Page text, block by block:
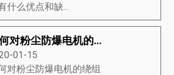
什么优点和缺...
如何对粉尘防爆电机的绕组进行清洁
01-15
对粉尘防爆电机的绕组